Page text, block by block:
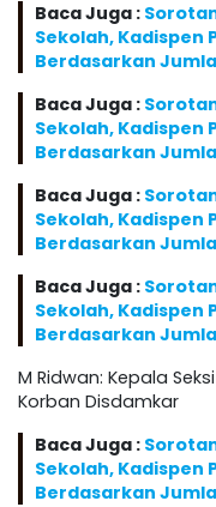
Baca Juga :
Sekolah, Kadispen
Berdasarkan
Baca Juga :
Sekolah, Kadispen
Berdasarkan
Baca Juga :
Sekolah, Kadispen
Berdasarkan
Baca Juga :
Sekolah, Kadispen
Berdasarkan
M Ridwan: Kepala
Korban Disdamkar
Baca Juga :
Sekolah, Kadispen
Berdasarkan